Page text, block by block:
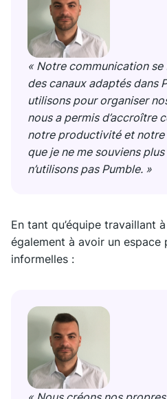
« Notre communication
des canaux adaptés dans
utilisons pour organiser
nous a permis d’accroître
notre productivité et
que je ne me souviens
n’utilisons pas Pumble. »
En tant qu’équipe travaillant
également à avoir un espace
informelles :